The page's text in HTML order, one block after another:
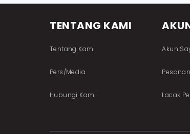
TENTANG KAMI
Tentang Kami
Pers/Media
Hubungi Kami
Akun
Lacak